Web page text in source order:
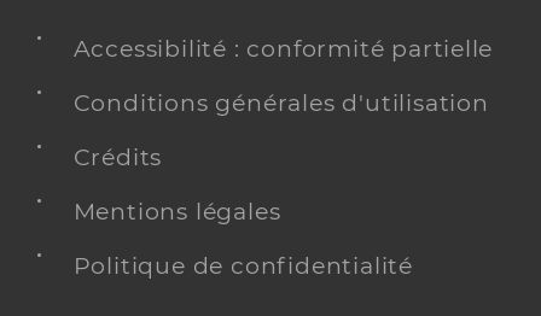
Accessibilité : conformité partielle
Conditions générales d'utilisation
Crédits
Mentions légales
Politique de confidentialité